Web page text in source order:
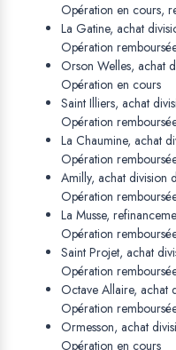
Opération en cours,
La Gatine, achat
Opération
Orson Welles, achat
Opération en cours
Saint Illiers, achat
Opération
La Chaumine, achat
Opération
Amilly, achat division
Opération
La Musse,
Opération
Saint Projet, achat
Opération
Octave Allaire, achat
Opération
Ormesson, achat
Opération en cours